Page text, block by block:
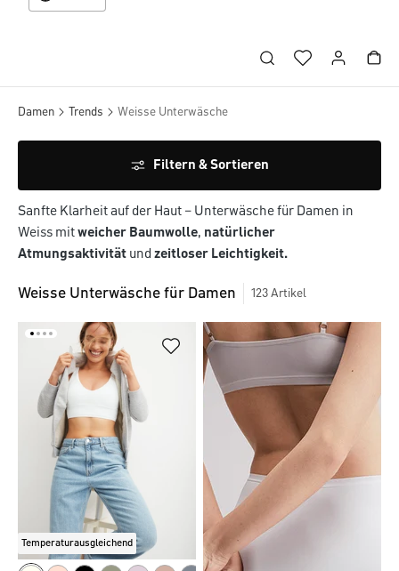
Damen Trends Weisse Unterwäsche
Filtern & Sortieren
Sanfte Klarheitauf der Haut – Unterwäschefür Damen in
Weiss mitweicher Baumwolle, natürlicher
Atmungsaktivität und zeitloser Leichtigkeit.
Weisse Unterwäsche für Damen 123 Artikel
Temperaturausgleichend